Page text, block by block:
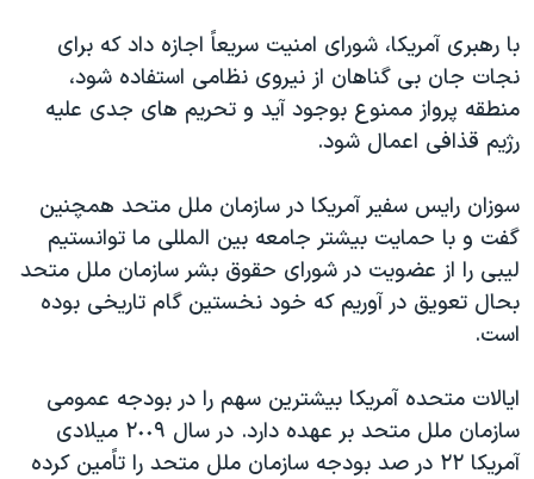
با رهبری آمریکا، شورای امنیت سریعاً اجازه داد که برای
نجات جان بی گناهان از نیروی نظامی استفاده شود،
منطقه پرواز ممنوع بوجود آید و تحریم های جدی علیه
رژیم قذافی اعمال شود.
سوزان رایس سفیر آمریکا در سازمان ملل متحد همچنین
گفت و با حمایت بیشتر جامعه بین المللی ما توانستیم
لیبی را از عضویت در شورای حقوق بشر سازمان ملل متحد
بحال تعویق در آوریم که خود نخستین گام تاریخی بوده
است.
ایالات متحده آمریکا بیشترین سهم را در بودجه عمومی
سازمان ملل متحد بر عهده دارد. در سال ٢٠٠٩ میلادی
آمریکا ۲۲ در صد بودجه سازمان ملل متحد را تاًمین کرده